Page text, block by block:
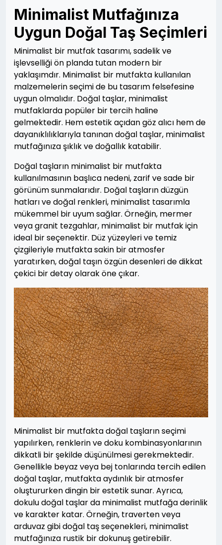
Minimalist Mutfağınıza
Uygun Doğal Taş Seçimleri
Minimalist bir mutfak tasarımı, sadelik ve
işlevselliği ön planda tutan modern bir
yaklaşımdır. Minimalist bir mutfakta kullanılan
malzemelerin seçimi de bu tasarım felsefesine
uygun olmalıdır. Doğal taşlar, minimalist
mutfaklarda popüler bir tercih haline
gelmektedir. Hem estetik açıdan göz alıcı hem de
dayanıklılıklarıyla tanınan doğal taşlar, minimalist
mutfağınıza şıklık ve doğallık katabilir.
Doğal taşların minimalist bir mutfakta
kullanılmasının başlıca nedeni, zarif ve sade bir
görünüm sunmalarıdır. Doğal taşların düzgün
hatları ve doğal renkleri, minimalist tasarımla
mükemmel bir uyum sağlar. Örneğin, mermer
veya granit tezgahlar, minimalist bir mutfak için
ideal bir seçenektir. Düz yüzeyleri ve temiz
çizgileriyle mutfakta sakin bir atmosfer
yaratırken, doğal taşın özgün desenleri de dikkat
çekici bir detay olarak öne çıkar.
Minimalist bir mutfakta doğal taşların seçimi
yapılırken, renklerin ve doku kombinasyonlarının
dikkatli bir şekilde düşünülmesi gerekmektedir.
Genellikle beyaz veya bej tonlarında tercih edilen
doğal taşlar, mutfakta aydınlık bir atmosfer
oluştururken dingin bir estetik sunar. Ayrıca,
dokulu doğal taşlar da minimalist mutfağa derinlik
ve karakter katar. Örneğin, traverten veya
arduvaz gibi doğal taş seçenekleri, minimalist
mutfağınıza rustik bir dokunuş getirebilir.